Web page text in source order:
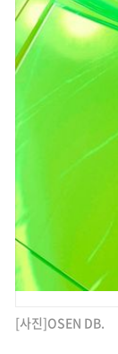
[사진]OSEN DB.